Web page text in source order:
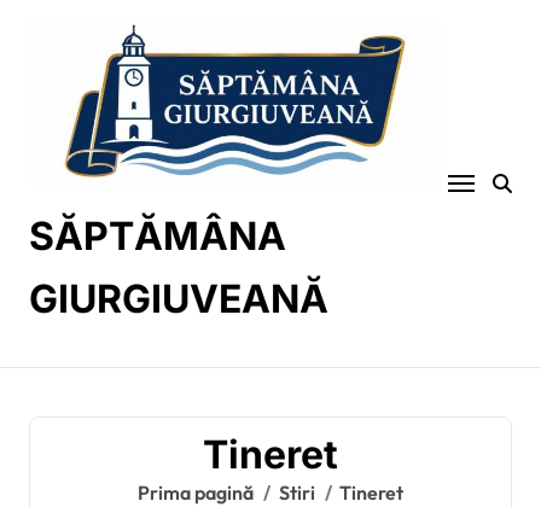
SĂPTĂMÂNA
GIURGIUVEANĂ
Tineret
Prima pagină Stiri Tineret